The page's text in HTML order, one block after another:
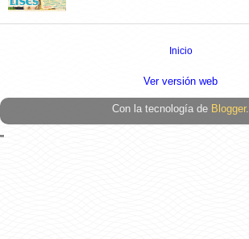
Inicio
Ver versión web
Con la tecnología de Blogger.
"